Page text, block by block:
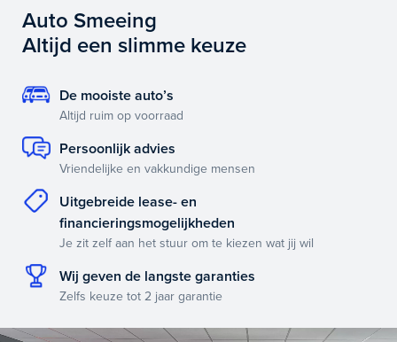
Auto Smeeing
Altijd een slimme keuze
De mooiste auto’s
Altijd ruim op voorraad
Persoonlijk advies
Vriendelijke en vakkundige mensen
Uitgebreide lease- en
financieringsmogelijkheden
Je zit zelf aan het stuur om te kiezen wat jij wil
Wij geven de langste garanties
Zelfs keuze tot 2 jaar garantie